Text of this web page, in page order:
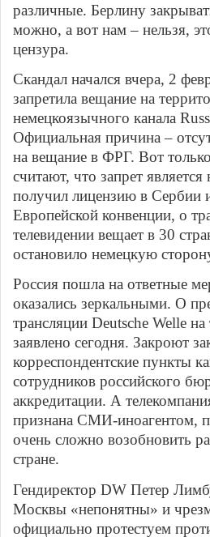
различные. Берлину
можно, а вот нам – нельзя,
цензура.
Скандал начался вчера, 2
запретила вещание на
немецкоязычного канала
Официальная причина –
на вещание в ФРГ. Вот
считают, что запрет
получил лицензию в Сербии
Европейской конвенции, о
телевидении вещает в 30
остановило немецкую
Россия пошла на ответные
оказались зеркальными. О
трансляции Deutsche Welle
заявлено сегодня. Закроют
корреспондентские пункты
сотрудников российского
аккредитации. А
признана СМИ-иноагентом,
очень сложно возобновить
стране.
Гендиректор DW Петер
Москвы «непонятны» и
официально протестуем